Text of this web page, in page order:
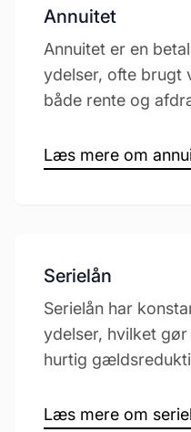
Annuitet
Annuitet er en
ydelser, ofte brugt
både rente og
Læs mere om
Serielån
Serielån har
ydelser, hvilket
hurtig
Læs mere om